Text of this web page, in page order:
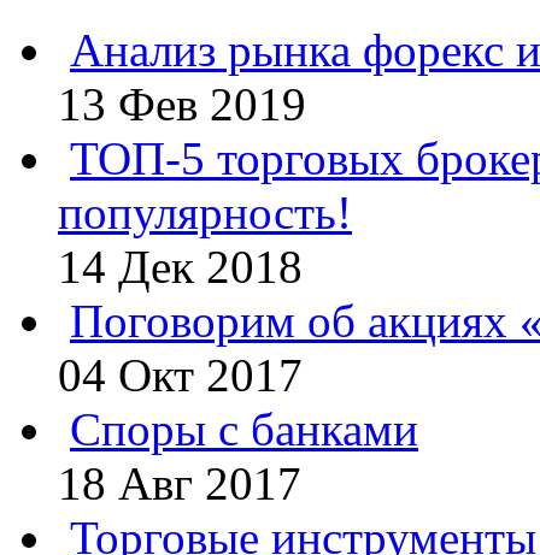
Анализ рынка форекс
13 Фев 2019
ТОП-5 торговых
популярность!
14 Дек 2018
Поговорим об акциях
04 Окт 2017
Споры с банками
18 Авг 2017
Торговые